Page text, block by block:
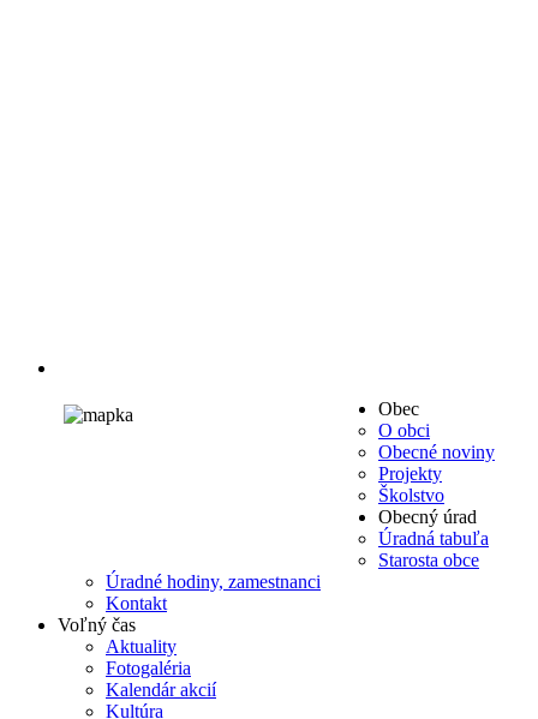
Obec
O obci
Obecné noviny
Projekty
Školstvo
Obecný úrad
Úradná tabuľa
Starosta obce
Úradné hodiny, zamestnanci
Kontakt
Voľný čas
Aktuality
Fotogaléria
Kalendár akcií
Kultúra